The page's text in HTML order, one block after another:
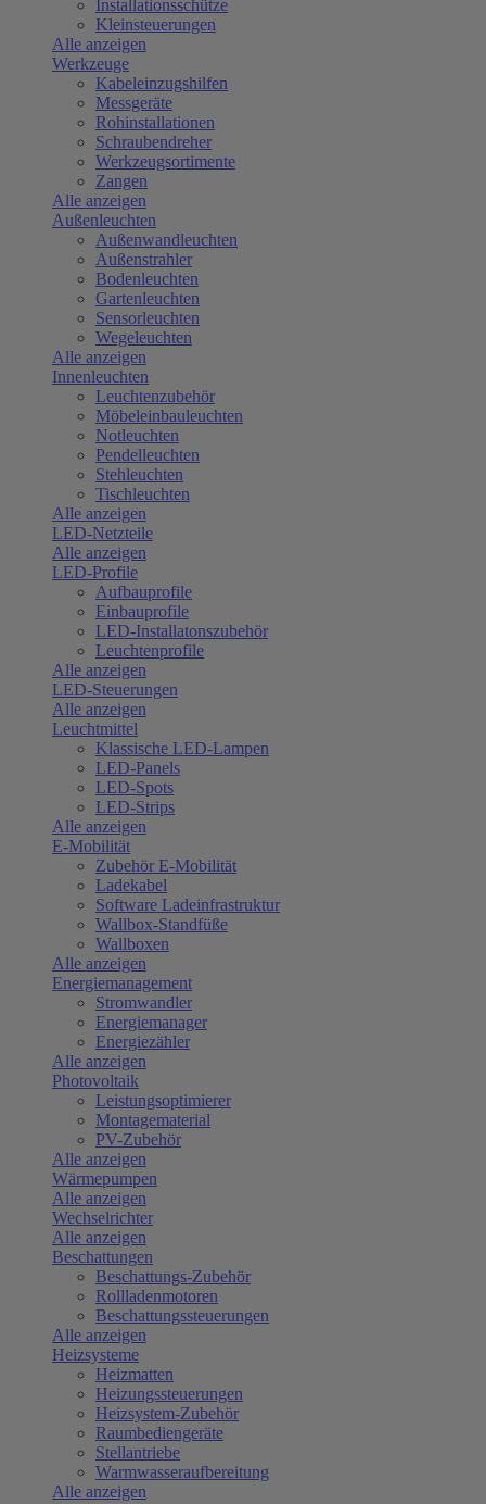
Installationsschütze
Kleinsteuerungen
Alle anzeigen
Werkzeuge
Kabeleinzugshilfen
Messgeräte
Rohinstallationen
Schraubendreher
Werkzeugsortimente
Zangen
Alle anzeigen
Außenleuchten
Außenwandleuchten
Außenstrahler
Bodenleuchten
Gartenleuchten
Sensorleuchten
Wegeleuchten
Alle anzeigen
Innenleuchten
Leuchtenzubehör
Möbeleinbauleuchten
Notleuchten
Pendelleuchten
Stehleuchten
Tischleuchten
Alle anzeigen
LED-Netzteile
Alle anzeigen
LED-Profile
Aufbauprofile
Einbauprofile
LED-Installatonszubehör
Leuchtenprofile
Alle anzeigen
LED-Steuerungen
Alle anzeigen
Leuchtmittel
Klassische LED-Lampen
LED-Panels
LED-Spots
LED-Strips
Alle anzeigen
E-Mobilität
Zubehör E-Mobilität
Ladekabel
Software Ladeinfrastruktur
Wallbox-Standfüße
Wallboxen
Alle anzeigen
Energiemanagement
Stromwandler
Energiemanager
Energiezähler
Alle anzeigen
Photovoltaik
Leistungsoptimierer
Montagematerial
PV-Zubehör
Alle anzeigen
Wärmepumpen
Alle anzeigen
Wechselrichter
Alle anzeigen
Beschattungen
Beschattungs-Zubehör
Rollladenmotoren
Beschattungssteuerungen
Alle anzeigen
Heizsysteme
Heizmatten
Heizungssteuerungen
Heizsystem-Zubehör
Raumbediengeräte
Stellantriebe
Warmwasseraufbereitung
Alle anzeigen